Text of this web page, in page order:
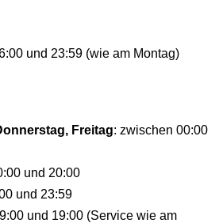
und 23:59 (wie am Montag)
Freitag: zwischen 00:00
und 20:00
und 23:59
und 19:00 (Service wie am